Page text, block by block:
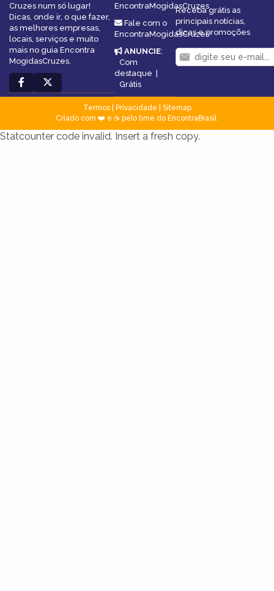
Cruzes num só lugar!
Dicas, onde ir, o que fazer,
as melhores empresas,
locais, serviços e muito
mais no guia Encontra
MogidasCruzes.
EncontraMogidasCruzes
Fale com o
EncontraMogidasCruzes
ANUNCIE:
Com
destaque |
Grátis
Receba grátis as
principais notícias,
dicas e promoções
Termos| Privacidade
Sitemap
Criado com ❤️ e ☕ pelo time do EncontraBrasil
Statcounter code invalid. Insert a fresh copy.